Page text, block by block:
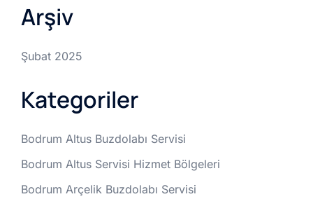
Arşiv
Şubat 2025
Kategoriler
Bodrum Altus Buzdolabı Servisi
Bodrum Altus Servisi Hizmet Bölgeleri
Bodrum Arçelik Buzdolabı Servisi